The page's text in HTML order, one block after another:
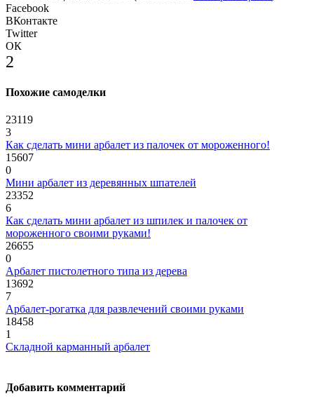
Facebook
ВКонтакте
Twitter
ОК
2
Похожие самоделки
23119
3
Как сделать мини арбалет из палочек от мороженного!
15607
0
Мини арбалет из деревянных шпателей
23352
6
Как сделать мини арбалет из шпилек и палочек от
мороженного своими руками!
26655
0
Арбалет пистолетного типа из дерева
13692
7
Арбалет-рогатка для развлечений своими руками
18458
1
Складной карманный арбалет
Добавить комментарий